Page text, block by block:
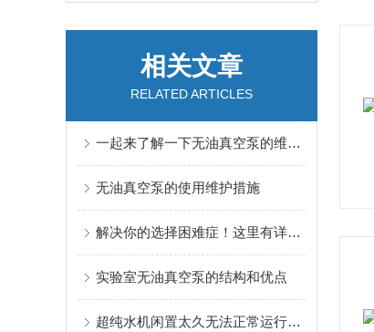
相关文章
RELATED ARTICLES
一起来了解一下无油真空泵的维护与保养
无油真空泵的使用维护措施
解决你的选择困难症！这里有详细实验室真空泵选型指南
实验室无油真空泵的结构和优点
超纯水机闲置太久无法正常运行？这篇文章来帮你解决它！